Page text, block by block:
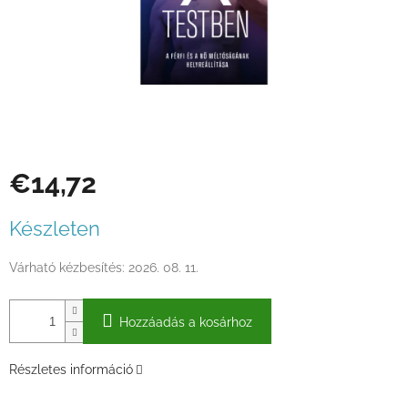
€14,72
Készleten
Várható kézbesítés: 2026. 08. 11.
Hozzáadás a kosárhoz
Részletes információ